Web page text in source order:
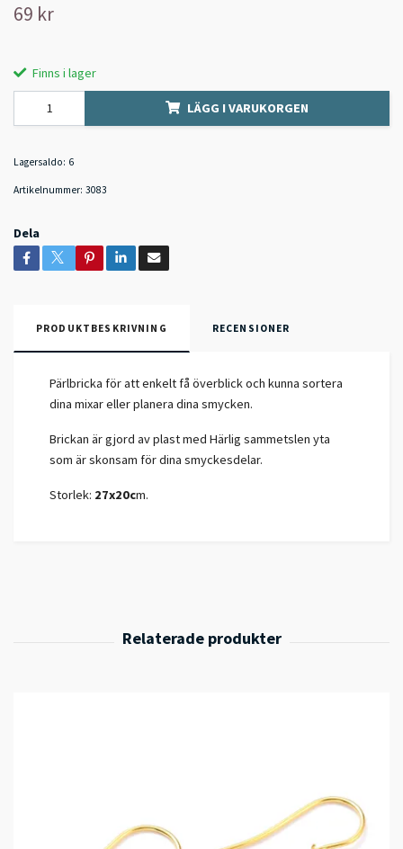
69 kr
Finns i lager
LÄGG I VARUKORGEN
Lagersaldo: 6
Artikelnummer: 3083
Dela
PRODUKTBESKRIVNING RECENSIONER
Pärlbricka för att enkelt få överblick och kunna sortera
dina mixar eller planera dina smycken.
Brickan är gjord av plast med Härlig sammetslen yta
som är skonsam för dina smyckesdelar.
Storlek: 27x20cm.